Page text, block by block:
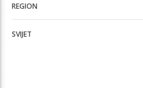
REGION
SVIJET